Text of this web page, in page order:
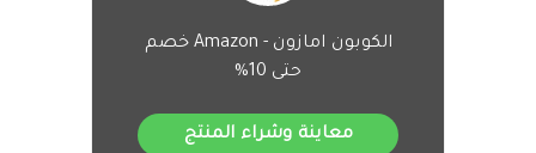
الكوبون امازون - Amazon خصم
حتى 10%
معاينة وشراء المنتج